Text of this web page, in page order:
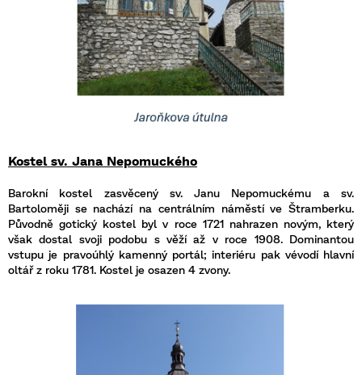
Kostel sv. Jana Nepomuckého
Barokní kostel zasvěcený sv. Janu Nepomuckému a sv.
Bartoloměji se nachází na centrálním náměstí ve Štramberku.
Původně gotický kostel byl v roce 1721 nahrazen novým, který
však dostal svoji podobu s věží až v roce 1908. Dominantou
vstupu je pravoúhlý kamenný portál; interiéru pak vévodí hlavní
oltář z roku 1781. Kostel je osazen 4 zvony.